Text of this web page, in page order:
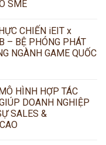
SME
CHIẾN iEIT x
– BỆ PHÓNG PHÁT
NGÀNH GAME QUỐC
HÌNH HỢP TÁC
DOANH NGHIỆP
SALES &